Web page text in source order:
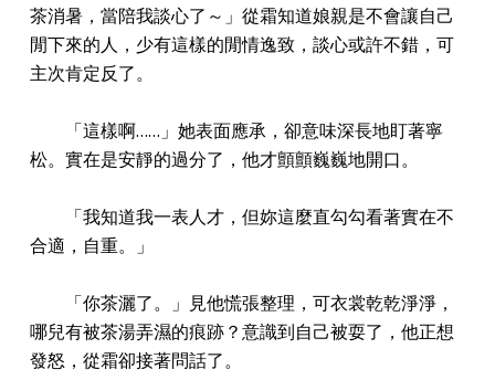
茶消暑，當陪我談心了～」從霜知道娘親是不會讓自己
閒下來的人，少有這樣的閒情逸致，談心或許不錯，可
主次肯定反了。
「這樣啊……」她表面應承，卻意味深長地盯著寧
松。實在是安靜的過分了，他才顫顫巍巍地開口。
「我知道我一表人才，但妳這麼直勾勾看著實在不
合適，自重。」
「你茶灑了。」見他慌張整理，可衣裳乾乾淨淨，
哪兒有被茶湯弄濕的痕跡？意識到自己被耍了，他正想
發怒，從霜卻接著問話了。